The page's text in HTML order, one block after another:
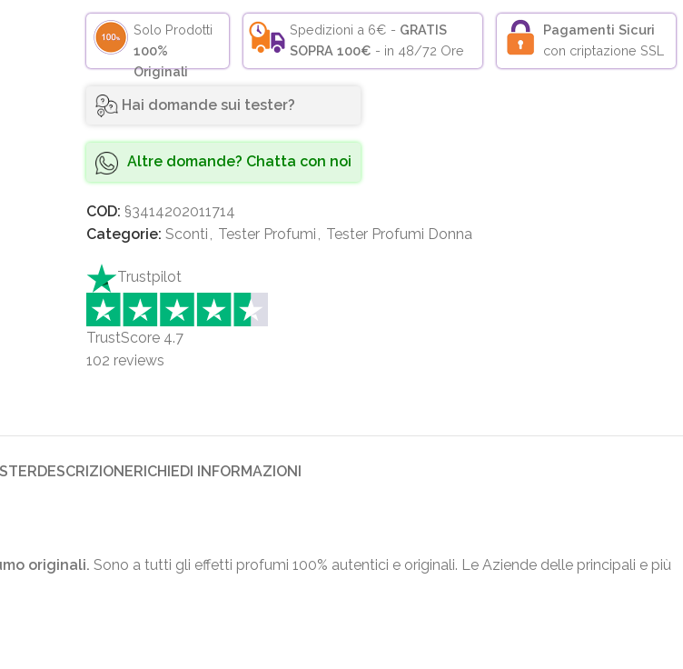
Solo Prodotti
100%
Originali
Spedizioni a 6€ - GRATIS
SOPRA 100€ - in 48/72 Ore
Pagamenti Sicuri
con criptazione SSL
Hai domande sui tester?
Altre domande? Chatta con noi
COD: §3414202011714
Categorie: Sconti Tester Profumi Tester Profumi Donna
Trustpilot
TrustScore 4.7
102 reviews
DESCRIZIONERICHIEDI INFORMAZIONI
originali. Sono a tutti gli effetti profumi 100% autentici e originali. Le Aziende delle principali e più